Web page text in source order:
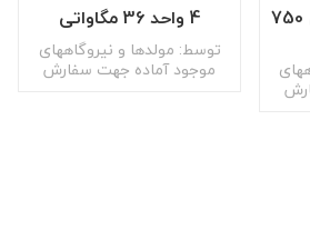
نیروگاه سیکل ترکیبی 750 4 واحد 36 مگاواتی
توسط: مولدها و نیروگاههای
موجود آماده جهت سفارش